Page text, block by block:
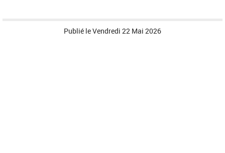
Publié leVendredi 22 Mai 2026